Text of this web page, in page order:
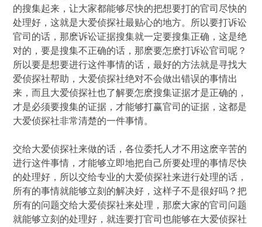
的搜集起来，让大家都能够尽快的把想要打的官司尽快的
处理好，这就是大爱侦探社最贴心的地方。所以要打诉讼
官司的话，那麽诉讼证据搜集就一定要搜集正确，这是绝
对的，要是搜集不正确的话，那麽要怎麽打诉讼官司呢？
所以要是想要进行这件事情的话，最好的方法就是寻找大
爱侦探社帮助，大爱侦探社绝对不会做出错误的事情出
来，而且大爱侦探社也了解要怎麽搜集证据才是正确的，
才是必须要搜集的证据，才能够打赢官司的证据，这都是
大爱侦探社非常清楚的一件事情。
交给大爱侦探社来做的话，各位委托人才不用这麽辛苦的
进行这件事情，才能够立即地把自己所要处理的事情尽快
的处理好，所以交给专业的大爱侦探社来进行处理的话，
所有的事情就能够立刻的解决好，这样子不是很好吗？把
所有的问题交给大爱侦探社来处理，那麽大家的官司问题
就能够立刻的处理好，就连要打官司也能够在大爱侦探社